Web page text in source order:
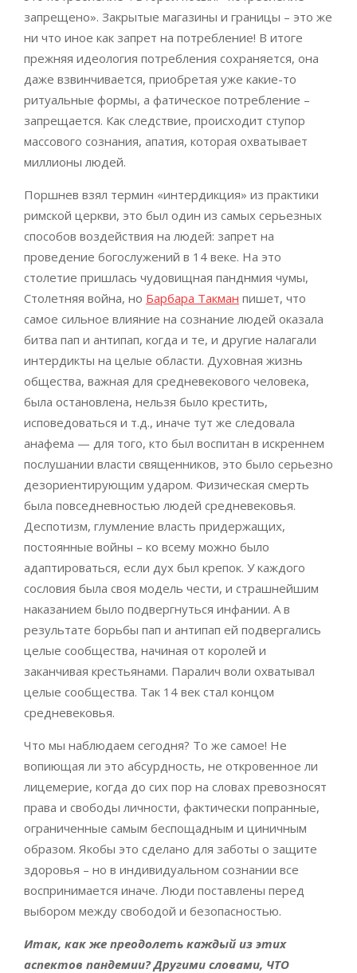
запрещено». Закрытые магазины и границы – это же
ни что иное как запрет на потребление! В итоге
прежняя идеология потребления сохраняется, она
даже взвинчивается, приобретая уже какие-то
ритуальные формы, а фатическое потребление –
запрещается. Как следствие, происходит ступор
массового сознания, апатия, которая охватывает
миллионы людей.
Поршнев взял термин «интердикция» из практики
римской церкви, это был один из самых серьезных
способов воздействия на людей: запрет на
проведение богослужений в 14 веке. На это
столетие пришлась чудовищная панднмия чумы,
Столетняя война, но Барбара Такман пишет, что
самое сильное влияние на сознание людей оказала
битва пап и антипап, когда и те, и другие налагали
интердикты на целые области. Духовная жизнь
общества, важная для средневекового человека,
была остановлена, нельзя было крестить,
исповедоваться и т.д., иначе тут же следовала
анафема — для того, кто был воспитан в искреннем
послушании власти священников, это было серьезно
дезориентирующим ударом. Физическая смерть
была повседневностью людей средневековья.
Деспотизм, глумление власть придержащих,
постоянные войны – ко всему можно было
адаптироваться, если дух был крепок. У каждого
сословия была своя модель чести, и страшнейшим
наказанием было подвергнуться инфании. А в
результате борьбы пап и антипап ей подвергались
целые сообщества, начиная от королей и
заканчивая крестьянами. Паралич воли охватывал
целые сообщества. Так 14 век стал концом
средневековья.
Что мы наблюдаем сегодня? То же самое! Не
вопиющая ли это абсурдность, не откровенное ли
лицемерие, когда до сих пор на словах превозносят
права и свободы личности, фактически попранные,
ограниченные самым беспощадным и циничным
образом. Якобы это сделано для заботы о защите
здоровья – но в индивидуальном сознании все
воспринимается иначе. Люди поставлены перед
выбором между свободой и безопасностью.
Итак, как же преодолеть каждый из этих
аспектов пандемии?Другими словами, ЧТО